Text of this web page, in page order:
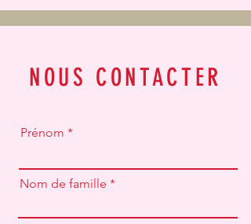
NOUS CONTACTER
Prénom
Nom de famille